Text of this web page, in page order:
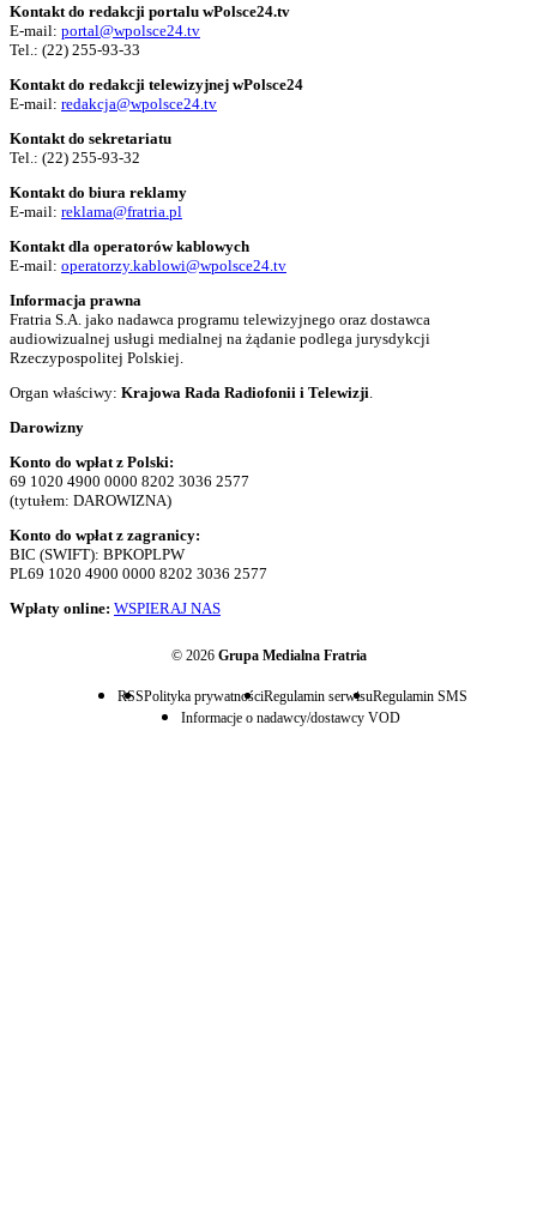
Kontakt do redakcji portalu wPolsce24.tv
E-mail: portal@wpolsce24.tv
Tel.: (22) 255-93-33
Kontakt do redakcji telewizyjnej wPolsce24
E-mail: redakcja@wpolsce24.tv
Kontakt do sekretariatu
Tel.: (22) 255-93-32
Kontakt do biura reklamy
E-mail: reklama@fratria.pl
Kontakt dla operatorów kablowych
E-mail: operatorzy.kablowi@wpolsce24.tv
Informacja prawna
Fratria S.A. jako nadawca programu telewizyjnego oraz dostawca
audiowizualnej usługi medialnej na żądanie podlega jurysdykcji
Rzeczypospolitej Polskiej.
Organ właściwy: Krajowa Rada Radiofonii i Telewizji
Darowizny
Konto do wpłat z Polski:
69 1020 4900 0000 8202 3036 2577
(tytułem: DAROWIZNA)
Konto do wpłat z zagranicy:
BIC (SWIFT): BPKOPLPW
PL69 1020 4900 0000 8202 3036 2577
Wpłaty online: WSPIERAJ NAS
© 2026 Grupa Medialna Fratria
RSSPolityka prywatnościRegulamin serwisuRegulamin SMS
Informacje o nadawcy/dostawcy VOD